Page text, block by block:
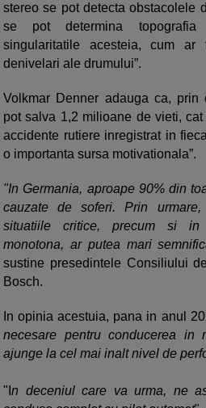
stereo se pot detecta obstacolele
se pot determina topografia
singularitatile acesteia, cum ar
denivelari ale drumului”.
Volkmar Denner adauga ca, prin
pot salva 1,2 milioane de vieti,
accidente rutiere inregistrat in
o importanta sursa motivationala”.
"In Germania, aproape 90% din
cauzate de soferi. Prin
situatiile critice, precum si in
monotona, ar putea mari
sustine presedintele Consiliului
Bosch.
In opinia acestuia, pana in anul
necesare pentru conducerea in
ajunge la cel mai inalt nivel de
"I n deceniul care va urma, ne